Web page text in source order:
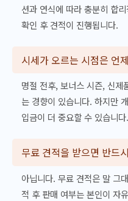
션과 연식에 따라 충분히 합
확인 후 견적이 진행됩니다.
시세가 오르는 시점은 언
명절 전후, 보너스 시즌, 신제
는 경향이 있습니다. 하지만
입금이 더 중요할 수 있습니다.
무료 견적을 받으면 반드
아닙니다. 무료 견적은 말 그
적 후 판매 여부는 본인이 자